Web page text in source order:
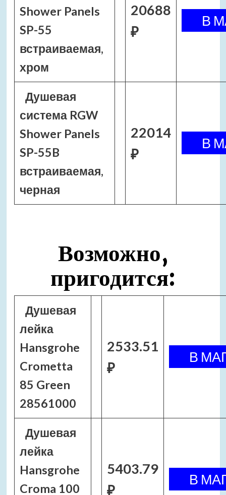
Shower Panels
SP-55
встраиваемая,
хром
20688
₽
Душевая
система RGW
Shower Panels
SP-55B
встраиваемая,
черная
22014
₽
Возможно,
пригодится:
Душевая
лейка
Hansgrohe
Crometta
85 Green
28561000
2533.51
₽
Душевая
лейка
Hansgrohe
Croma 100
5403.79
₽